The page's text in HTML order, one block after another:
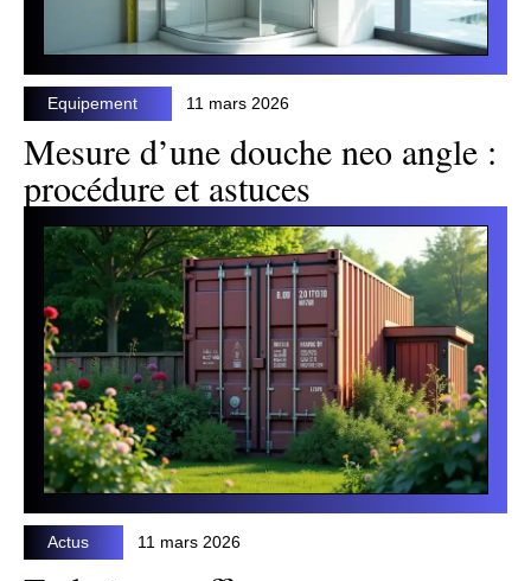
Equipement 11 mars 2026
Mesure d’une douche neo angle :
procédure et astuces
Actus 11 mars 2026